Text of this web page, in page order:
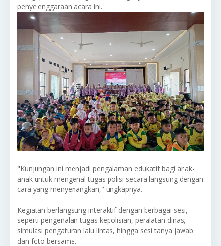
penyelenggaraan acara ini.
"Kunjungan ini menjadi pengalaman edukatif bagi anak-
anak untuk mengenal tugas polisi secara langsung dengan
cara yang menyenangkan," ungkapnya.
Kegiatan berlangsung interaktif dengan berbagai sesi,
seperti pengenalan tugas kepolisian, peralatan dinas,
simulasi pengaturan lalu lintas, hingga sesi tanya jawab
dan foto bersama.